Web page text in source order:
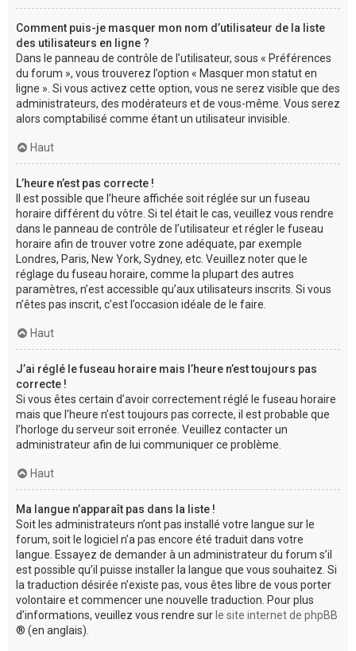
Comment puis-je masquer mon nom d’utilisateur de la liste
des utilisateurs en ligne ?
Dans le panneau de contrôle de l’utilisateur, sous « Préférences
du forum », vous trouverez l’option « Masquer mon statut en
ligne ». Si vous activez cette option, vous ne serez visible que des
administrateurs, des modérateurs et de vous-même. Vous serez
alors comptabilisé comme étant un utilisateur invisible.
Haut
L’heure n’est pas correcte !
Il est possible que l’heure affichée soit réglée sur un fuseau
horaire différent du vôtre. Si tel était le cas, veuillez vous rendre
dans le panneau de contrôle de l’utilisateur et régler le fuseau
horaire afin de trouver votre zone adéquate, par exemple
Londres, Paris, New York, Sydney, etc. Veuillez noter que le
réglage du fuseau horaire, comme la plupart des autres
paramètres, n’est accessible qu’aux utilisateurs inscrits. Si vous
n’êtes pas inscrit, c’est l’occasion idéale de le faire.
Haut
J’ai réglé le fuseau horaire mais l’heure n’est toujours pas
correcte !
Si vous êtes certain d’avoir correctement réglé le fuseau horaire
mais que l’heure n’est toujours pas correcte, il est probable que
l’horloge du serveur soit erronée. Veuillez contacter un
administrateur afin de lui communiquer ce problème.
Haut
Ma langue n’apparaît pas dans la liste !
Soit les administrateurs n’ont pas installé votre langue sur le
forum, soit le logiciel n’a pas encore été traduit dans votre
langue. Essayez de demander à un administrateur du forum s’il
est possible qu’il puisse installer la langue que vous souhaitez. Si
la traduction désirée n’existe pas, vous êtes libre de vous porter
volontaire et commencer une nouvelle traduction. Pour plus
d’informations, veuillez vous rendre sur le site internet de phpBB
® (en anglais).